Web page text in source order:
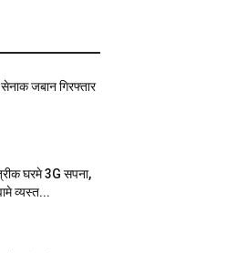
जबान गिरफ्तार
घरमे 3G सपना,
व्यस्त...